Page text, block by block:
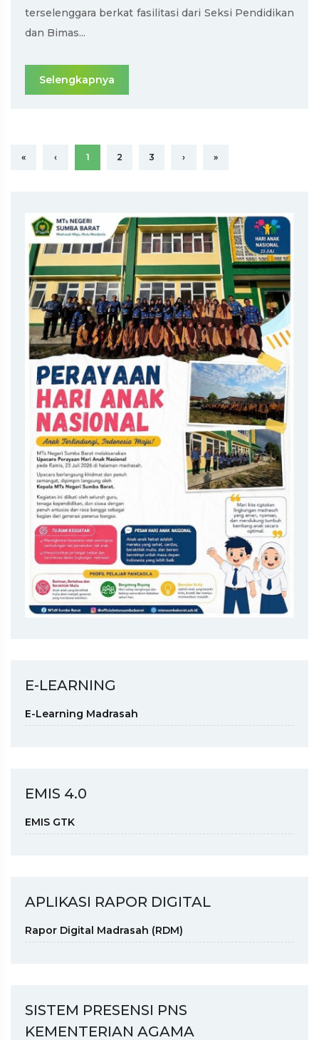
terselenggara berkat fasilitasi dari Seksi Pendidikan
dan Bimas...
Selengkapnya
« ‹ 1 2 3 › »
E-LEARNING
E-Learning Madrasah
EMIS 4.0
EMIS GTK
APLIKASI RAPOR DIGITAL
Rapor Digital Madrasah (RDM)
SISTEM PRESENSI PNS
KEMENTERIAN AGAMA